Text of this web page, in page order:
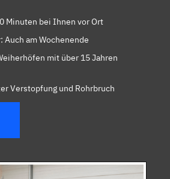
Minuten bei Ihnen vor Ort
am Wochenende
mit über 15 Jahren
Verstopfung und Rohrbruch